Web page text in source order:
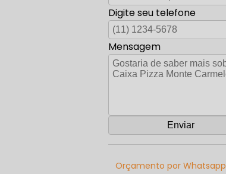
Digite seu telefone
Mensagem
Orçamento por Whatsapp